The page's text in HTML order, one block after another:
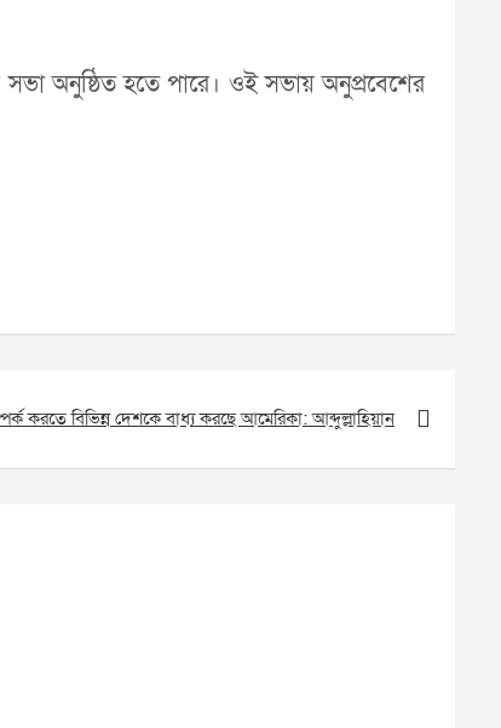
সভা অনুষ্ঠিত হতে পারে। ওই সভায় অনুপ্রবেশের
করতে বিভিন্ন দেশকে বাধ্য করছে আমেরিকা: আব্দুল্লাহিয়ান